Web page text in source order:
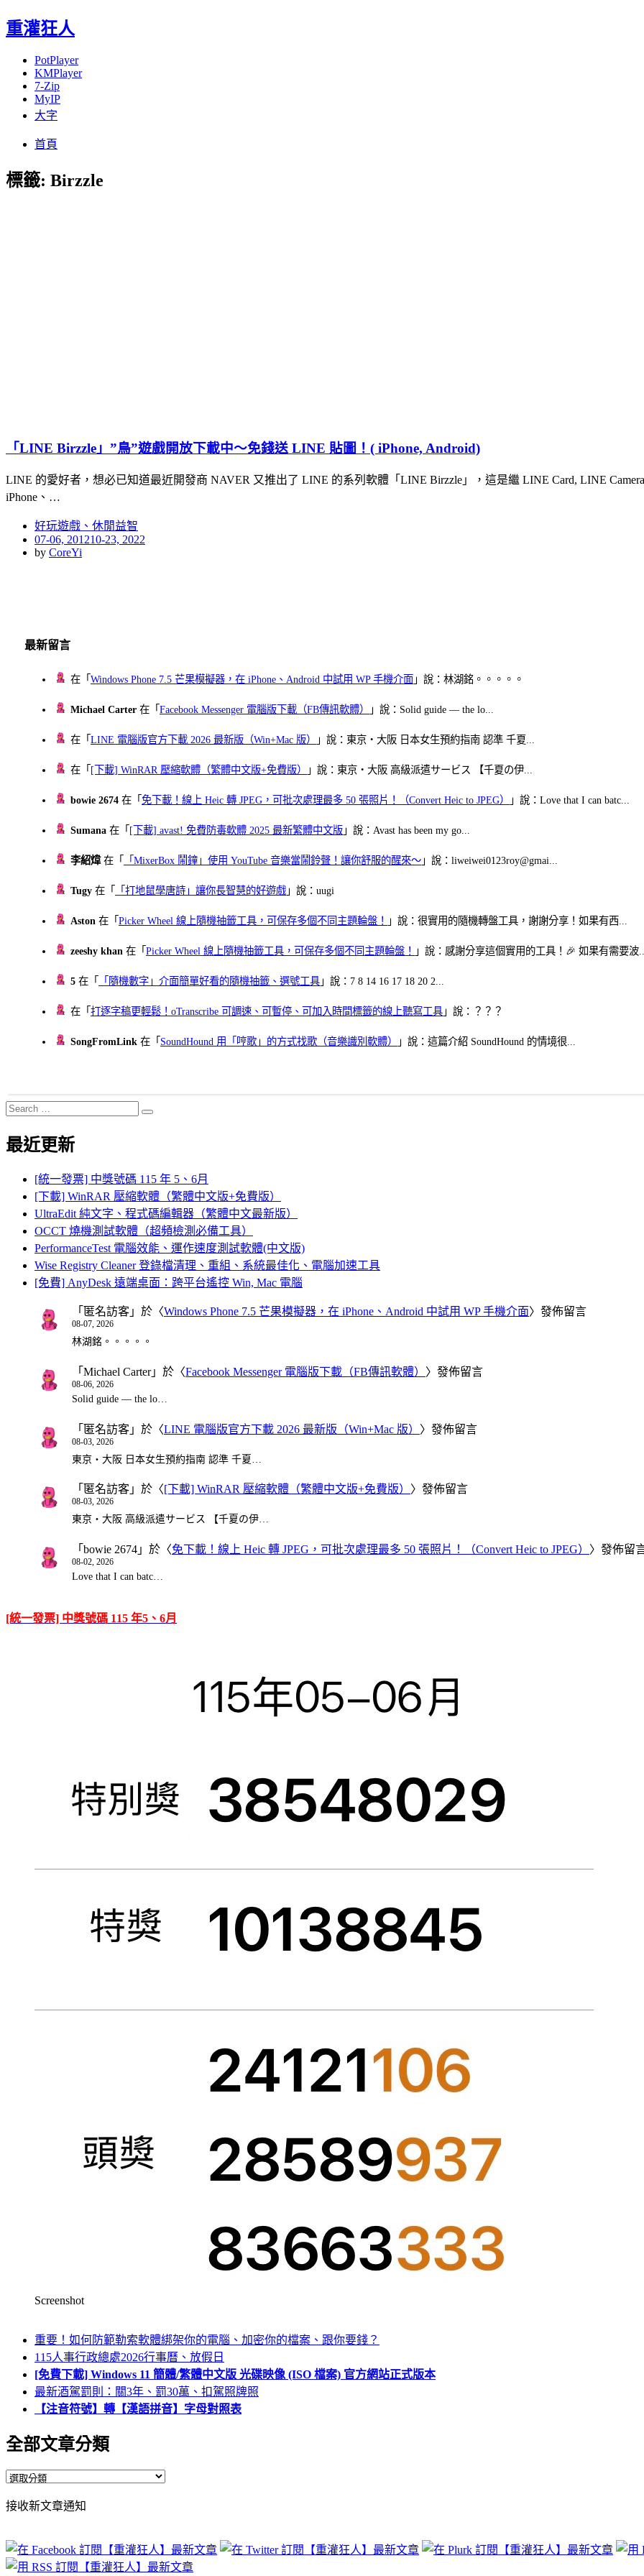
重灌狂人
PotPlayer
KMPlayer
7-Zip
MyIP
大字
首頁
標籤: Birzzle
「LINE Birzzle」”鳥”遊戲開放下載中～免錢送 LINE 貼圖！( iPhone, Android)
LINE 的愛好者，想必已知道最近開發商 NAVER 又推出了 LINE 的系列軟體「LINE Birzzle」，這是繼 LINE Card, LINE
iPhone、…
好玩遊戲、休閒益智
Posted
on
07-06, 201210-23, 2022
by CoreYi
最新留言
在「Windows Phone 7.5 芒果模擬器，在 iPhone、Android 中試用 WP 手機介面 」說：林湖銘。。。。。
Michael Carter 在「Facebook Messenger 電腦版下載（FB傳訊軟體） 」說：Solid guide — the lo...
在「LINE 電腦版官方下載 2026 最新版（Win+Mac 版） 」說：東京・大阪 日本女生預約指南 認準 千夏...
在「 [下載] WinRAR 壓縮軟體（繁體中文版+免費版） 」說：東京・大阪 高級派遣サービス 【千夏の伊...
bowie 2674 在「免下載！線上 Heic 轉 JPEG，可批次處理最多 50 張照片！（Convert Heic to JPEG） 」說：Love that I can batc...
Sumana 在「 [下載] avast! 免費防毒軟體 2025 最新繁體中文版 」說：Avast has been my go...
李紹煒在「 「MixerBox 鬧鐘」使用 YouTube 音樂當鬧鈴聲！讓你舒服的醒來～ 」說：liweiwei0123roy@gmai...
Tugy 在「 「打地鼠學唐詩」讓你長智慧的好遊戲 」說：uugi
Aston 在「Picker Wheel 線上隨機抽籤工具，可保存多個不同主題輪盤！ 」說：很實用的隨機轉盤工具，謝謝分享！如果有西...
zeeshy khan 在「Picker Wheel 線上隨機抽籤工具，可保存多個不同主題輪盤！ 」說：感謝分享這個實用的工具！🎉 如果有需要波
5 在「 「隨機數字」介面簡單好看的隨機抽籤、選號工具 」說：7 8 14 16 17 18 20 2...
在「打逐字稿更輕鬆！oTranscribe 可調速、可暫停、可加入時間標籤的線上聽寫工具 」說：？？？
SongFromLink 在「 SoundHound 用「哼歌」的方式找歌（音樂識別軟體） 」說：這篇介紹 SoundHound 的情境很...
Search
for:
Search
最近更新
[統一發票] 中獎號碼 115 年 5、6月
[下載] WinRAR 壓縮軟體（繁體中文版+免費版）
UltraEdit 純文字、程式碼編輯器（繁體中文最新版）
OCCT 燒機測試軟體（超頻檢測必備工具）
PerformanceTest 電腦效能、運作速度測試軟體(中文版)
Wise Registry Cleaner 登錄檔清理、重組、系統最佳化、電腦加速工具
[免費] AnyDesk 遠端桌面：跨平台遙控 Win, Mac 電腦
「 匿名訪客 」於〈Windows Phone 7.5 芒果模擬器，在 iPhone、Android 中試用 WP 手機介面〉發佈留言
08-07, 2026
林湖銘。。。。。
「 Michael Carter」於〈Facebook Messenger 電腦版下載（FB傳訊軟體） 〉發佈留言
08-06, 2026
Solid guide — the lo…
「 匿名訪客 」於〈LINE 電腦版官方下載 2026 最新版（Win+Mac 版） 〉發佈留言
08-03, 2026
東京・大阪 日本女生預約指南 認準 千夏…
「 匿名訪客 」於〈[下載] WinRAR 壓縮軟體（繁體中文版+免費版） 〉發佈留言
08-03, 2026
東京・大阪 高級派遣サービス 【千夏の伊…
「 bowie 2674 」於〈免下載！線上 Heic 轉 JPEG，可批次處理最多 50 張照片！（Convert Heic to JPEG） 〉發佈留
08-02, 2026
Love that I can batc…
[統一發票] 中獎號碼 115 年5、6月
Screenshot
重要！如何防範勒索軟體綁架你的電腦、加密你的檔案、跟你要錢？
115人事行政總處2026行事曆、放假日
[免費下載] Windows 11 簡體/繁體中文版 光碟映像 (ISO 檔案) 官方網站正式版本
最新酒駕罰則：關3年、罰30萬、扣駕照牌照
【注音符號】轉【漢語拼音】字母對照表
全部文章分類
全
文
分
類
接收新文章通知